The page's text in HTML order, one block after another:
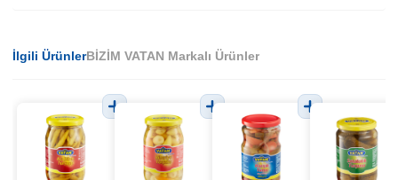
İlgili ÜrünlerBİZİM VATAN Markalı Ürünler